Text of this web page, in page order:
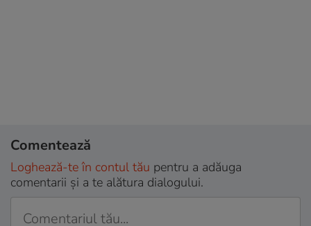
Comentează
Loghează-te în contul tău pentru a adăuga
comentarii și a te alătura dialogului.